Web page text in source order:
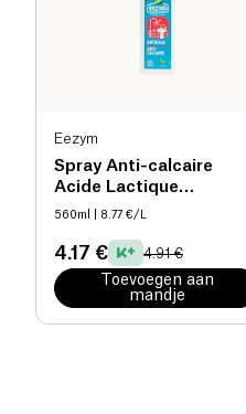
Eezym
Spray Anti-calcaire
Acide Lactique
natuurlijk
560ml | 8.77 €/L
4.17 € 4.91 €
Toevoegen aan
mandje